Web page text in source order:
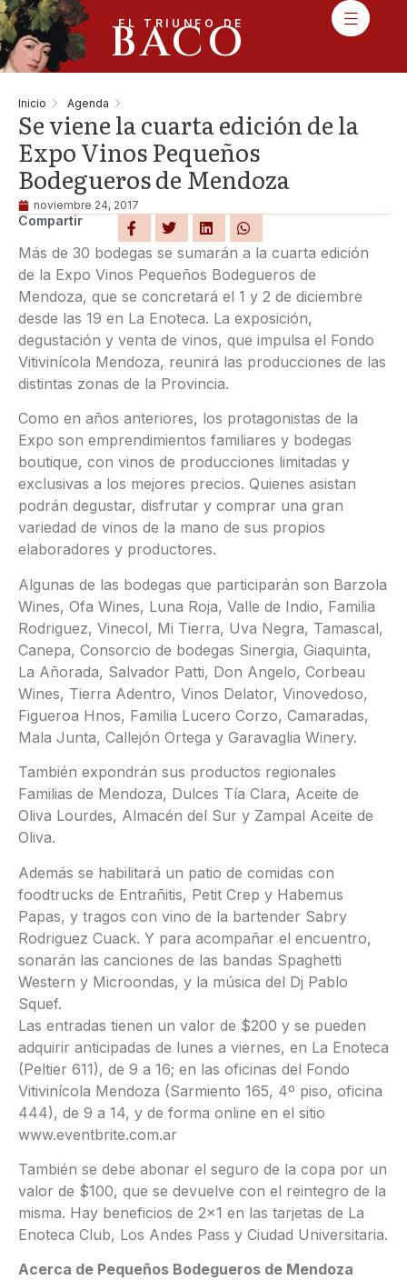
EL TRIUNFO DE
BACO
Inicio Agenda
Se viene la cuarta edición de la
Expo Vinos Pequeños
Bodegueros de Mendoza
noviembre 24, 2017
Compartir
Más de 30 bodegas se sumarán a la cuarta edición
de la Expo Vinos Pequeños Bodegueros de
Mendoza, que se concretará el 1 y 2 de diciembre
desde las 19 en La Enoteca. La exposición,
degustación y venta de vinos, que impulsa el Fondo
Vitivinícola Mendoza, reunirá las producciones de las
distintas zonas de la Provincia.
Como en años anteriores, los protagonistas de la
Expo son emprendimientos familiares y bodegas
boutique, con vinos de producciones limitadas y
exclusivas a los mejores precios. Quienes asistan
podrán degustar, disfrutar y comprar una gran
variedad de vinos de la mano de sus propios
elaboradores y productores.
Algunas de las bodegas que participarán son Barzola
Wines, Ofa Wines, Luna Roja, Valle de Indio, Familia
Rodriguez, Vinecol, Mi Tierra, Uva Negra, Tamascal,
Canepa, Consorcio de bodegas Sinergia, Giaquinta,
La Añorada, Salvador Patti, Don Angelo, Corbeau
Wines, Tierra Adentro, Vinos Delator, Vinovedoso,
Figueroa Hnos, Familia Lucero Corzo, Camaradas,
Mala Junta, Callejón Ortega y Garavaglia Winery.
También expondrán sus productos regionales
Familias de Mendoza, Dulces Tía Clara, Aceite de
Oliva Lourdes, Almacén del Sur y Zampal Aceite de
Oliva.
Además se habilitará un patio de comidas con
foodtrucks de Entrañitis, Petit Crep y Habemus
Papas, y tragos con vino de la bartender Sabry
Rodriguez Cuack. Y para acompañar el encuentro,
sonarán las canciones de las bandas Spaghetti
Western y Microondas, y la música del Dj Pablo
Squef.
Las entradas tienen un valor de $200 y se pueden
adquirir anticipadas de lunes a viernes, en La Enoteca
(Peltier 611), de 9 a 16; en las oficinas del Fondo
Vitivinícola Mendoza (Sarmiento 165, 4º piso, oficina
444), de 9 a 14, y de forma online en el sitio
www.eventbrite.com.ar
También se debe abonar el seguro de la copa por un
valor de $100, que se devuelve con el reintegro de la
misma. Hay beneficios de 2×1 en las tarjetas de La
Enoteca Club, Los Andes Pass y Ciudad Universitaria.
Acerca de Pequeños Bodegueros de Mendoza